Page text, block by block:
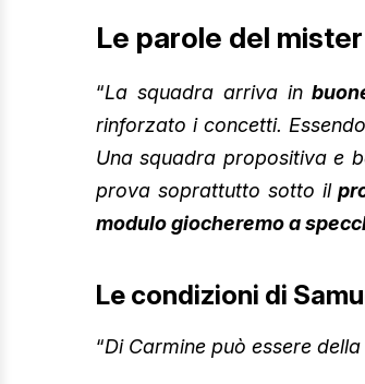
Le parole del
“La squadra arriva in
rinforzato i concetti.
Una squadra propositiva e
prova soprattutto sotto il
modulo giocheremo a
Le condizioni di
“Di Carmine può essere